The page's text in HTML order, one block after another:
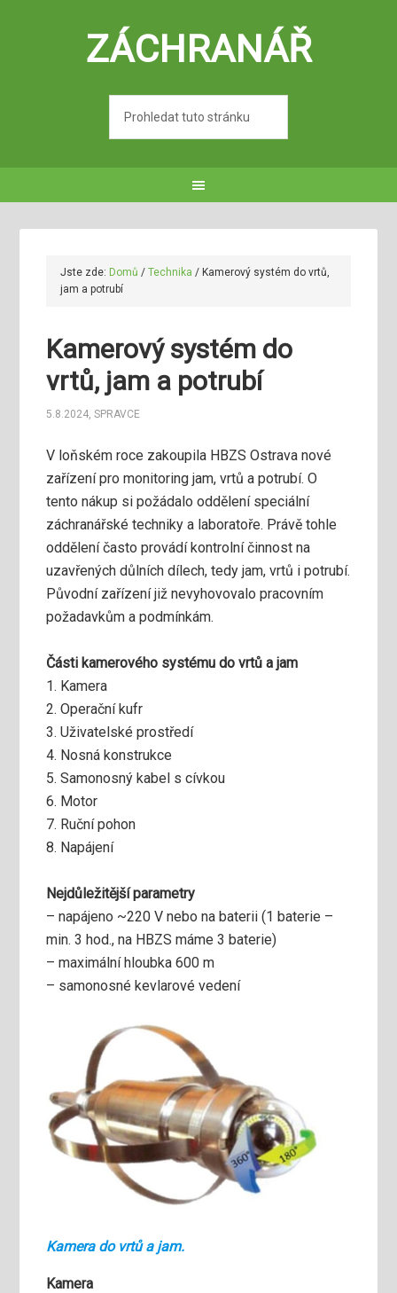
ZÁCHRANÁŘ
Jste zde: Domů / Technika / Kamerový systém do vrtů,
jam a potrubí
Kamerový systém do
vrtů, jam a potrubí
5.8.2024,SPRAVCE
V loňském roce zakoupila HBZS Ostrava nové
zařízení pro monitoring jam, vrtů a potrubí. O
tento nákup si požádalo oddělení speciální
záchranářské techniky a laboratoře. Právě tohle
oddělení často provádí kontrolní činnost na
uzavřených důlních dílech, tedy jam, vrtů i potrubí.
Původní zařízení již nevyhovovalo pracovním
požadavkům a podmínkám.
Části kamerového systému do vrtů a jam
1. Kamera
2. Operační kufr
3. Uživatelské prostředí
4. Nosná konstrukce
5. Samonosný kabel s cívkou
6. Motor
7. Ruční pohon
8. Napájení
Nejdůležitější parametry
– napájeno ~220 V nebo na baterii (1 baterie –
min. 3 hod., na HBZS máme 3 baterie)
– maximální hloubka 600 m
– samonosné kevlarové vedení
Kamera do vrtů a jam.
Kamera